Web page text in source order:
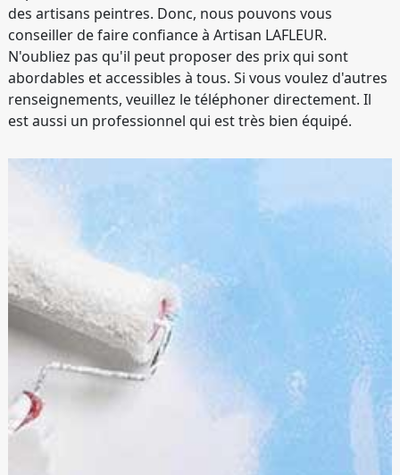
des artisans peintres. Donc, nous pouvons vous
conseiller de faire confiance à Artisan LAFLEUR.
N'oubliez pas qu'il peut proposer des prix qui sont
abordables et accessibles à tous. Si vous voulez d'autres
renseignements, veuillez le téléphoner directement. Il
est aussi un professionnel qui est très bien équipé.